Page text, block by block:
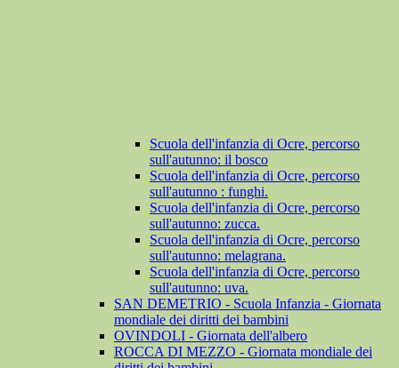
Scuola dell'infanzia di Ocre, percorso
sull'autunno: il bosco
Scuola dell'infanzia di Ocre, percorso
sull'autunno : funghi.
Scuola dell'infanzia di Ocre, percorso
sull'autunno: zucca.
Scuola dell'infanzia di Ocre, percorso
sull'autunno: melagrana.
Scuola dell'infanzia di Ocre, percorso
sull'autunno: uva.
SAN DEMETRIO - Scuola Infanzia - Giornata
mondiale dei diritti dei bambini
OVINDOLI - Giornata dell'albero
ROCCA DI MEZZO - Giornata mondiale dei